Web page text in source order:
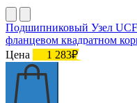
Подшипниковый Узел
фланцевом квадратном
Цена
1 283₽